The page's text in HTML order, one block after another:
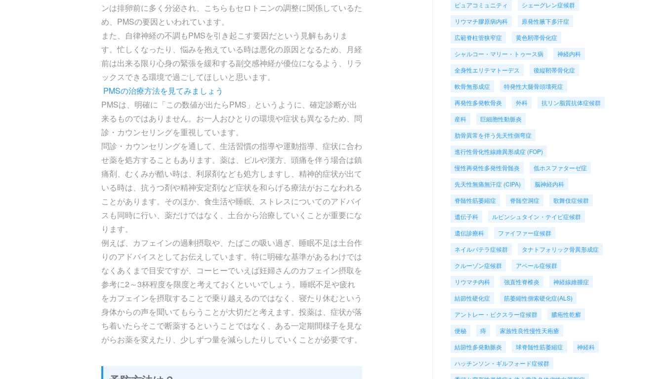
ンは排卵前に多く分泌され、こちらもセロトニンの調整に関係しているた
め、PMSの要因といわれています。
また、自律神経の不調もPMSを引き起こす要因だという見解もありま
す。忙しくなったり、悩みを抱えている時は悪化の原因となるため、月経
前は出来る限り心身の緊張を緩和する副交感神経が優位になるよう、リラ
ックスできる環境で過ごしてほしいと思います。
PMSの治療方法を見てみましょう
PMSは、明確に「この数値が出たらPMS」というように、確定診断が出
来るものではありません。お一人おひとりの環境や症状も異なるため、問
診・カウンセリングを重視しています。
問診・カウンセリングを通して、生活習慣の指導や運動指導、症状に合わ
せ薬を処方することもあります。薬は、ピルや漢方、頭痛を伴う場合は鎮
痛剤、むくみが酷い時は、利尿剤なども処方しますし、精神的症状が出て
いる時は、抗うつ剤や精神安定剤など症状を和らげる療法がおこなわれる
ことがあります。そのほか、食生活や睡眠、ストレスについてのアドバイ
スも同時に行い、薬だけではなく、土台から治療していくことが重要にな
ります。
例えば、カフェインの過剰摂取や、たばこの吸い過ぎ、睡眠不足は土台作
りのアドバイスとしてお伝えしています。特に明確な基準があるわけでは
なくあくまで目安ですが、コーヒーでいえば妊婦さんのカフェイン摂取を
参考に2～3杯程度を限度と考えておくといいでしょう。睡眠不足や疲れ
をカフェインを摂取することで乗り越えるのではなく、寝たり休むという
身体からの声を聞いてもらうことが大切だと考えます。投薬は、症状が落
ち着いたらそこで断薬するということではなく、ある一定期間様子を見な
がらお薬を変えたり、少しずつ量を減らしたりしていくことが必要です。
ピュアコミュニティ
シェーグレン症候群
リウマチ膠原病内科
原発性腋下多汗症
広範脊柱管狭窄症
黄色靭帯骨化症
シャルコー・マリー・トゥース病
神経内科
全身性エリテマトーデス
後縦靭帯骨化症
軟骨無形成症
特発性大腿骨頭壊死症
再発性多発軟骨炎
外科
抗リン脂質抗体症候群
産科
巨細胞性動脈炎
肋骨異常を伴う先天性側弯症
進行性骨化性線維異形成症 (FOP)
慢性再発性多発性骨髄炎
低ホスファターゼ症
先天性無痛無汗症 (CIPA)
脳神経内科
脊髄性筋萎縮症
脊髄空洞症
歌舞伎症候群
遺伝子科
ルビンシュタイン・テイビ症候群
遺伝診療科
ファイファー症候群
ネイルパテラ症候群
タナトフォリック骨異形成症
クルーゾン症候群
アペール症候群
リウマチ内科
強直性脊椎炎
神経線維腫症
結節性硬化症
筋萎縮性側索硬化症(ALS)
アントレー・ビクスラー症候群
膿疱性乾癬
便秘
痔
家族性良性慢性天疱瘡
結節性多発動脈炎
球脊髄性筋萎縮症
神経科
ハッチンソン・ギルフォード症候群